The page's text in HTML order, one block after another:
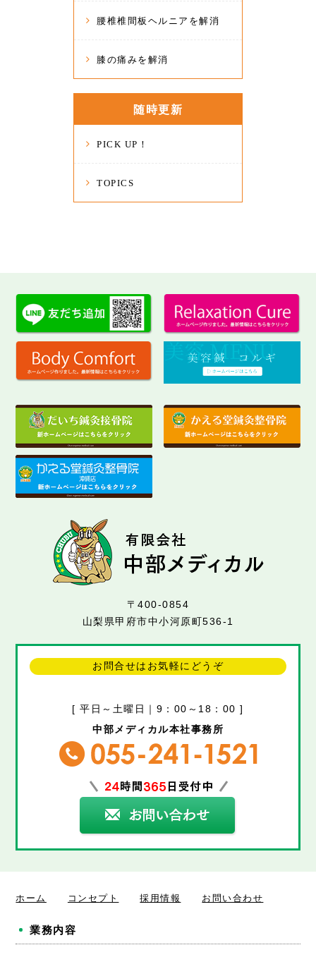
腰椎椎間板ヘルニアを解消
膝の痛みを解消
随時更新
PICK UP！
TOPICS
〒400-0854
山梨県甲府市中小河原町536-1
お問合せはお気軽にどうぞ
[ 平日～土曜日｜9：00～18：00 ]
中部メディカル本社事務所
ホーム コンセプト 採用情報 お問い合わせ
業務内容